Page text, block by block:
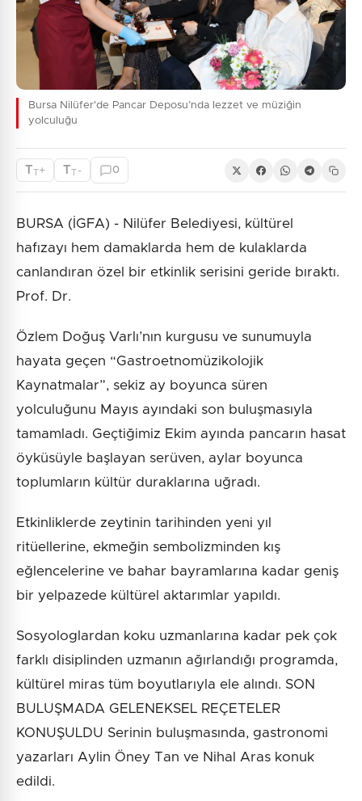
Bursa Nilüfer'de Pancar Deposu’nda lezzet ve müziğin
yolculuğu
TT+ TT - 0
BURSA (İGFA) - Nilüfer Belediyesi, kültürel
hafızayı hem damaklarda hem de kulaklarda
canlandıran özel bir etkinlik serisini geride bıraktı.
Prof. Dr.
Özlem Doğuş Varlı’nın kurgusu ve sunumuyla
hayata geçen “Gastroetnomüzikolojik
Kaynatmalar”, sekiz ay boyunca süren
yolculuğunu Mayıs ayındaki son buluşmasıyla
tamamladı. Geçtiğimiz Ekim ayında pancarın hasat
öyküsüyle başlayan serüven, aylar boyunca
toplumların kültür duraklarına uğradı.
Etkinliklerde zeytinin tarihinden yeni yıl
ritüellerine, ekmeğin sembolizminden kış
eğlencelerine ve bahar bayramlarına kadar geniş
bir yelpazede kültürel aktarımlar yapıldı.
Sosyologlardan koku uzmanlarına kadar pek çok
farklı disiplinden uzmanın ağırlandığı programda,
kültürel miras tüm boyutlarıyla ele alındı. SON
BULUŞMADA GELENEKSEL REÇETELER
KONUŞULDU Serinin buluşmasında, gastronomi
yazarları Aylin Öney Tan ve Nihal Aras konuk
edildi.